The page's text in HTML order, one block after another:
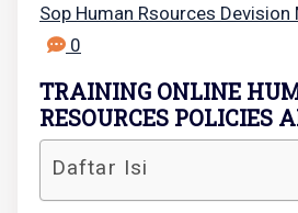
Sop Human Rsources Devision
0
TRAINING ONLINE
RESOURCES POLICIES
Daftar Isi